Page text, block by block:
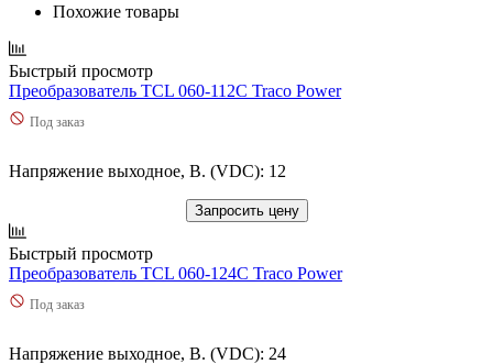
Похожие товары
Быстрый просмотр
Преобразователь TCL 060-112C Traco Power
Под заказ
Напряжение выходное, В. (VDC): 12
Запросить цену
Быстрый просмотр
Преобразователь TCL 060-124C Traco Power
Под заказ
Напряжение выходное, В. (VDC): 24